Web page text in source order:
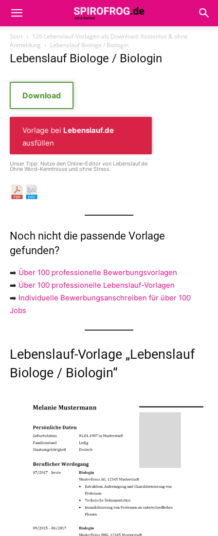
Start
126 Lebenslauf-Vorlagen als Download: Kostenlos & ohne
Anmeldung
Lebenslauf Biologe / Biologin
Lebenslauf Biologe / Biologin
Download
Vorlage bei Lebenslauf.de
ausfüllen
Unser Tipp: Nutze den Online-Editor von Lebenslauf.de
Ohne Word-Kenntnisse und ohne Stress.
Noch nicht die passende Vorlage
gefunden?
➡️ Über 100 professionelle Bewerbungsvorlagen
➡️ Über 100 professionelle Lebenslauf-Vorlagen
➡️ Individuelle Bewerbungsanschreiben für über 100
Jobs
Lebenslauf-Vorlage „Lebenslauf
Biologe / Biologin“